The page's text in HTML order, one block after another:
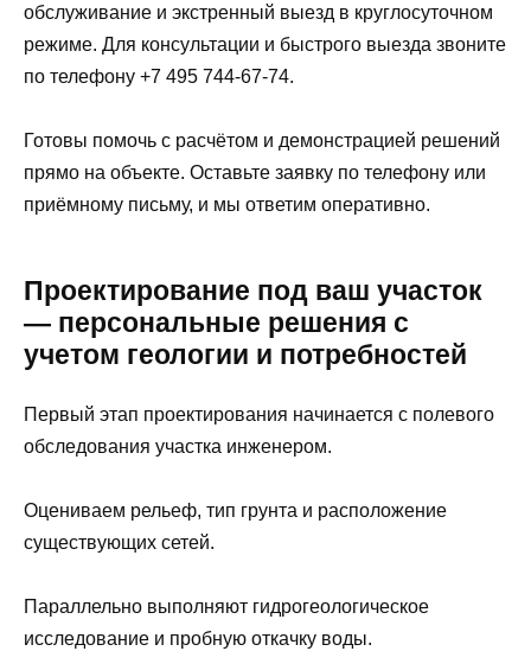
обслуживание и экстренный выезд в круглосуточном
режиме. Для консультации и быстрого выезда звоните
по телефону +7 495 744-67-74.
Готовы помочь с расчётом и демонстрацией решений
прямо на объекте. Оставьте заявку по телефону или
приёмному письму, и мы ответим оперативно.
Проектирование под ваш участок
— персональные решения с
учетом геологии и потребностей
Первый этап проектирования начинается с полевого
обследования участка инженером.
Оцениваем рельеф, тип грунта и расположение
существующих сетей.
Параллельно выполняют гидрогеологическое
исследование и пробную откачку воды.